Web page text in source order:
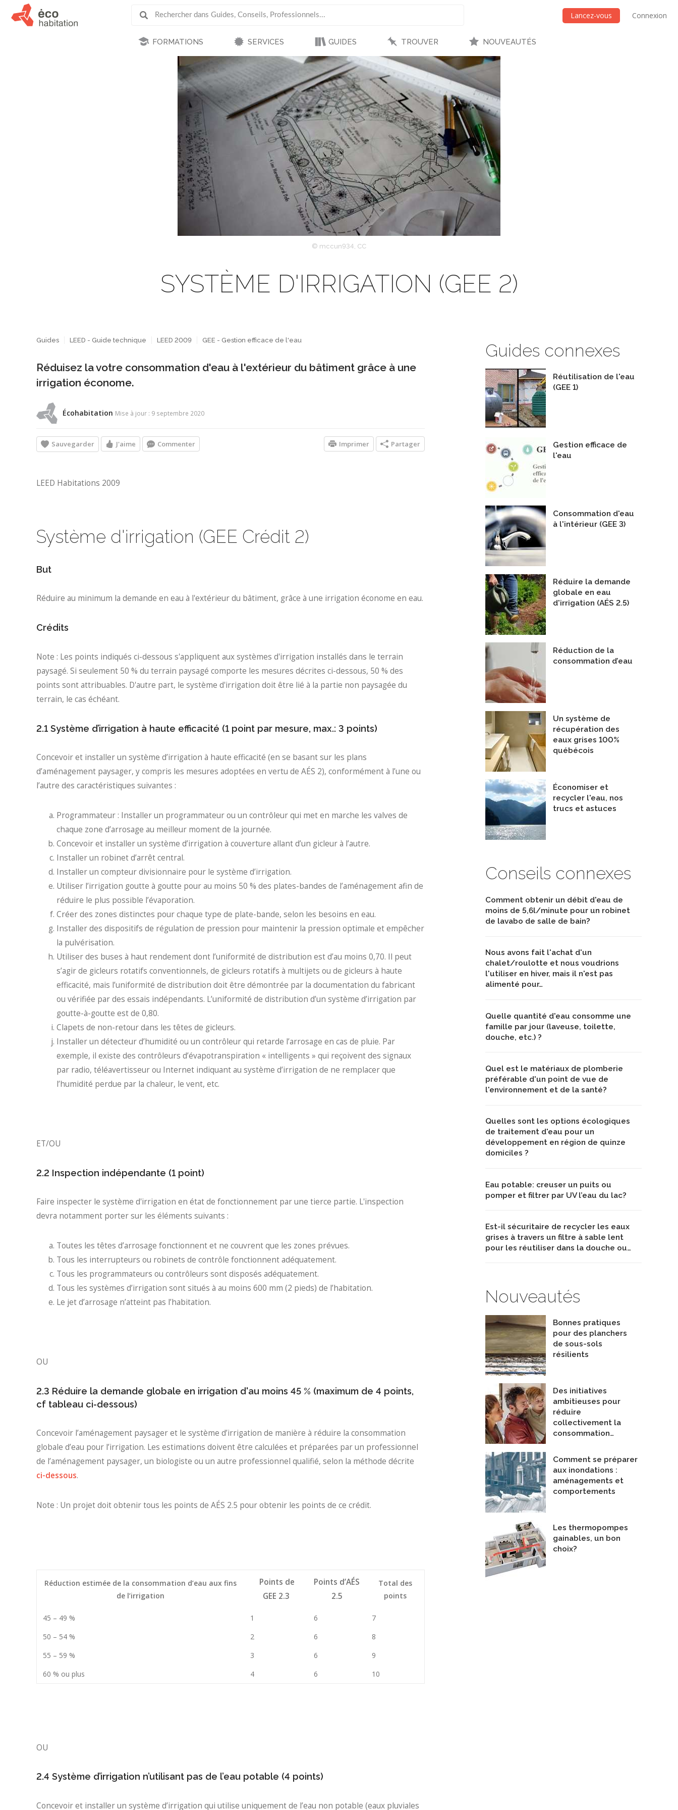
Lancez-vous Connexion
FORMATIONS SERVICES GUIDES TROUVER NOUVEAUTÉS
© mccun934, CC
SYSTÈME D'IRRIGATION (GEE 2)
Guides connexes
Réutilisation de l'eau
(GEE 1)
Gestion efficace de
l'eau
Consommation d'eau
à l'intérieur (GEE 3)
Réduire la demande
globale en eau
d'irrigation (AÉS 2.5)
Réduction de la
consommation d’eau
Un système de
récupération des
eaux grises 100%
québécois
Économiser et
recycler l'eau, nos
trucs et astuces
Conseils connexes
Comment obtenir un débit d'eau de
moins de 5,6l/minute pour un robinet
de lavabo de salle de bain?
Nous avons fait l'achat d'un
chalet/roulotte et nous voudrions
l'utiliser en hiver, mais il n'est pas
alimenté pour…
Quelle quantité d'eau consomme une
famille par jour (laveuse, toilette,
douche, etc.) ?
Quel est le matériaux de plomberie
préférable d'un point de vue de
l'environnement et de la santé?
Quelles sont les options écologiques
de traitement d'eau pour un
développement en région de quinze
domiciles ?
Eau potable: creuser un puits ou
pomper et filtrer par UV l’eau du lac?
Est-il sécuritaire de recycler les eaux
grises à travers un filtre à sable lent
pour les réutiliser dans la douche ou…
Nouveautés
Bonnes pratiques
pour des planchers
de sous-sols
résilients
Des initiatives
ambitieuses pour
réduire
collectivement la
consommation…
Comment se préparer
aux inondations :
aménagements et
comportements
Les thermopompes
gainables, un bon
choix?
Guides LEED - Guide technique LEED 2009 GEE - Gestion efficace de l'eau
Réduisez la votre consommation d'eau à l'extérieur du bâtiment grâce à une
irrigation économe.
Écohabitation Mise à jour : 9 septembre 2020
Sauvegarder J'aime Commenter Partager
Imprimer
LEED Habitations 2009
Système d'irrigation (GEE Crédit 2)
But
Réduire au minimum la demande en eau à l'extérieur du bâtiment, grâce à une irrigation économe en eau.
Crédits
Note : Les points indiqués ci-dessous s'appliquent aux systèmes d'irrigation installés dans le terrain
paysagé. Si seulement 50 % du terrain paysagé comporte les mesures décrites ci-dessous, 50 % des
points sont attribuables. D'autre part, le système d'irrigation doit être lié à la partie non paysagée du
terrain, le cas échéant.
2.1 Système d’irrigation à haute efficacité (1 point par mesure, max.: 3 points)
Concevoir et installer un système d’irrigation à haute efficacité (en se basant sur les plans
d’aménagement paysager, y compris les mesures adoptées en vertu de AÉS 2), conformément à l’une ou
l’autre des caractéristiques suivantes :
Programmateur : Installer un programmateur ou un contrôleur qui met en marche les valves de
chaque zone d’arrosage au meilleur moment de la journée.
Concevoir et installer un système d’irrigation à couverture allant d’un gicleur à l’autre.
Installer un robinet d’arrêt central.
Installer un compteur divisionnaire pour le système d’irrigation.
Utiliser l’irrigation goutte à goutte pour au moins 50 % des plates-bandes de l’aménagement afin de
réduire le plus possible l’évaporation.
Créer des zones distinctes pour chaque type de plate-bande, selon les besoins en eau.
Installer des dispositifs de régulation de pression pour maintenir la pression optimale et empêcher
la pulvérisation.
Utiliser des buses à haut rendement dont l’uniformité de distribution est d’au moins 0,70. Il peut
s’agir de gicleurs rotatifs conventionnels, de gicleurs rotatifs à multijets ou de gicleurs à haute
efficacité, mais l’uniformité de distribution doit être démontrée par la documentation du fabricant
ou vérifiée par des essais indépendants. L’uniformité de distribution d’un système d’irrigation par
goutte-à-goutte est de 0,80.
Clapets de non-retour dans les têtes de gicleurs.
Installer un détecteur d’humidité ou un contrôleur qui retarde l’arrosage en cas de pluie. Par
exemple, il existe des contrôleurs d’évapotranspiration « intelligents » qui reçoivent des signaux
par radio, téléavertisseur ou Internet indiquant au système d’irrigation de ne remplacer que
l’humidité perdue par la chaleur, le vent, etc.
ET/OU
2.2 Inspection indépendante (1 point)
Faire inspecter le système d'irrigation en état de fonctionnement par une tierce partie. L'inspection
devra notamment porter sur les éléments suivants :
Toutes les têtes d’arrosage fonctionnent et ne couvrent que les zones prévues.
Tous les interrupteurs ou robinets de contrôle fonctionnent adéquatement.
Tous les programmateurs ou contrôleurs sont disposés adéquatement.
Tous les systèmes d’irrigation sont situés à au moins 600 mm (2 pieds) de l’habitation.
Le jet d’arrosage n’atteint pas l’habitation.
OU
2.3 Réduire la demande globale en irrigation d'au moins 45 % (maximum de 4 points,
cf tableau ci-dessous)
Concevoir l’aménagement paysager et le système d’irrigation de manière à réduire la consommation
globale d’eau pour l’irrigation. Les estimations doivent être calculées et préparées par un professionnel
de l’aménagement paysager, un biologiste ou un autre professionnel qualifié, selon la méthode décrite
ci-dessous.
Note : Un projet doit obtenir tous les points de AÉS 2.5 pour obtenir les points de ce crédit.
Réduction estimée de la consommation d’eau aux fins
de l’irrigation
Points de
GEE 2.3
Points d’AÉS
2.5
Total des
points
45 – 49 % 1 6
7
50 – 54 %
2 6
8
55 – 59 %
3 6
9
60 % ou plus
4 6 10
OU
2.4 Système d’irrigation n’utilisant pas de l’eau potable (4 points)
Concevoir et installer un système d’irrigation qui utilise uniquement de l’eau non potable (eaux pluviales